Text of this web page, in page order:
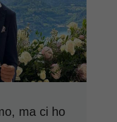
ma ci ho